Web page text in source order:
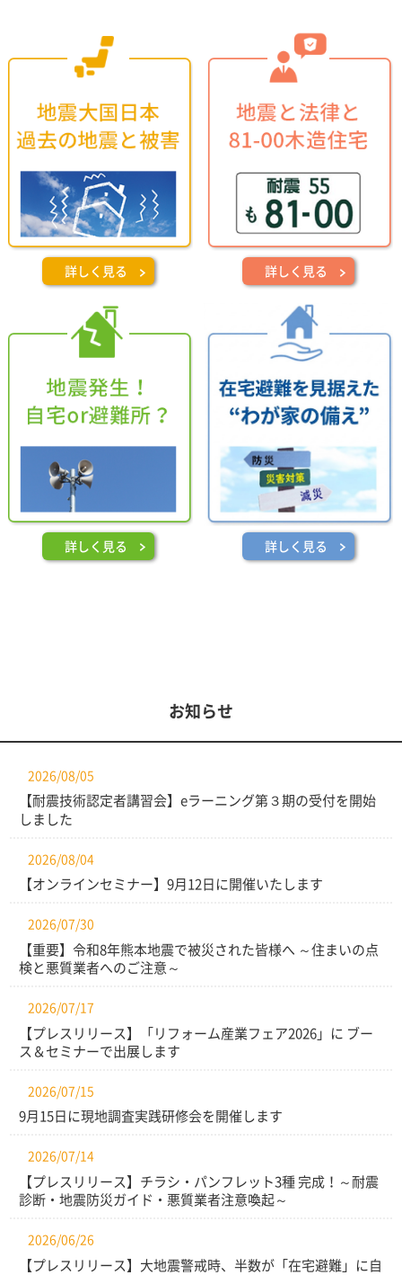
詳しく見る 詳しく見る
詳しく見る 詳しく見る
お知らせ
2026/08/05
【耐震技術認定者講習会】eラーニング第３期の受付を開始
しました
2026/08/04
【オンラインセミナー】9月12日に開催いたします
2026/07/30
【重要】令和8年熊本地震で被災された皆様へ ～住まいの点
検と悪質業者へのご注意～
2026/07/17
【プレスリリース】「リフォーム産業フェア2026」に ブー
ス＆セミナーで出展します
2026/07/15
9月15日に現地調査実践研修会を開催します
2026/07/14
【プレスリリース】チラシ・パンフレット3種 完成！～耐震
診断・地震防災ガイド・悪質業者注意喚起～
2026/06/26
【プレスリリース】大地震警戒時、半数が「在宅避難」に自